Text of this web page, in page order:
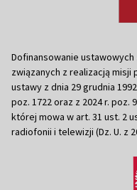
Dofinansowanie ustawowych
związanych z realizacją misji
ustawy z dnia 29 grudnia
poz. 1722 oraz z 2024 r.
której mowa w art. 31 ust. 2
radiofonii i telewizji (Dz. U. z